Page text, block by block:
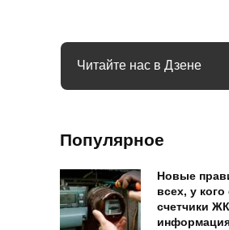
Читайте нас в Дзене
Популярное
Новые
всех, у кого
счетчики